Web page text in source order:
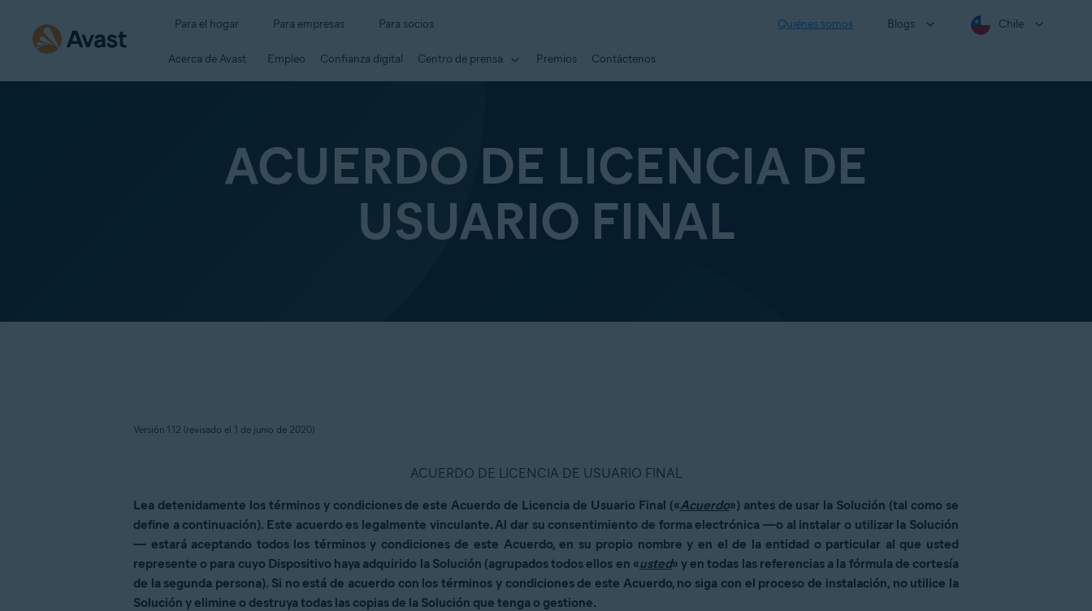
Para el hogar Para empresas Para socios Quiénes somos Blogs Chile
Acerca de Avast Empleo Confianza digital Centro de prensa Premios Contáctenos
ACUERDO DE LICENCIA DE
USUARIO FINAL
Versión 1.12 (revisado el 1 de junio de 2020)
ACUERDO DE LICENCIA DE USUARIO FINAL
Lea detenidamente los términos y condiciones de este Acuerdo de Licencia de Usuario Final («Acuerdo») antes de usar la Solución (tal como se
define a continuación). Este acuerdo es legalmente vinculante. Al dar su consentimiento de forma electrónica —o al instalar o utilizar la Solución
— estará aceptando todos los términos y condiciones de este Acuerdo, en su propio nombre y en el de la entidad o particular al que usted
represente o para cuyo Dispositivo haya adquirido la Solución (agrupados todos ellos en «usted» y en todas las referencias a la fórmula de cortesía
de la segunda persona). Si no está de acuerdo con los términos y condiciones de este Acuerdo, no siga con el proceso de instalación, no utilice la
Solución y elimine o destruya todas las copias de la Solución que tenga o gestione.